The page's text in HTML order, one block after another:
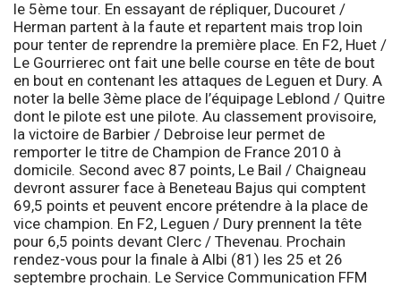
le 5ème tour. En essayant de répliquer, Ducouret /
Herman partent à la faute et repartent mais trop loin
pour tenter de reprendre la première place. En F2, Huet /
Le Gourrierec ont fait une belle course en tête de bout
en bout en contenant les attaques de Leguen et Dury. A
noter la belle 3ème place de l’équipage Leblond / Quitre
dont le pilote est une pilote. Au classement provisoire,
la victoire de Barbier / Debroise leur permet de
remporter le titre de Champion de France 2010 à
domicile. Second avec 87 points, Le Bail / Chaigneau
devront assurer face à Beneteau Bajus qui comptent
69,5 points et peuvent encore prétendre à la place de
vice champion. En F2, Leguen / Dury prennent la tête
pour 6,5 points devant Clerc / Thevenau. Prochain
rendez-vous pour la finale à Albi (81) les 25 et 26
septembre prochain. Le Service Communication FFM